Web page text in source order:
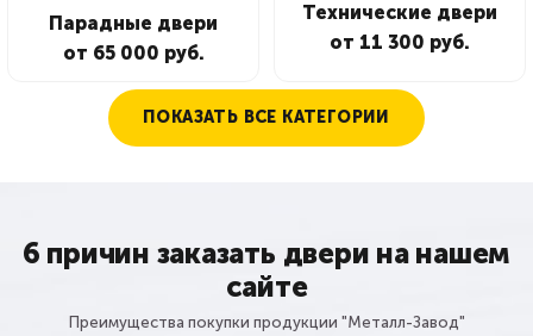
Парадные двери
от 65 000 руб.
Технические двери
от 11 300 руб.
ПОКАЗАТЬ ВСЕ КАТЕГОРИИ
6 причин заказать двери на нашем
сайте
Преимущества покупки продукции "Металл-Завод"